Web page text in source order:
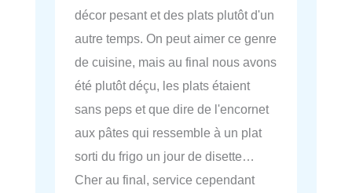
décor pesant et des plats plutôt d'un
autre temps. On peut aimer ce genre
de cuisine, mais au final nous avons
été plutôt déçu, les plats étaient
sans peps et que dire de l'encornet
aux pâtes qui ressemble à un plat
sorti du frigo un jour de disette…
Cher au final, service cependant